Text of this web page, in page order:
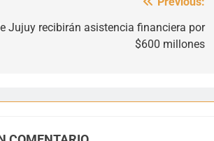
Jujuy recibirán asistencia financiera por
$600 millones